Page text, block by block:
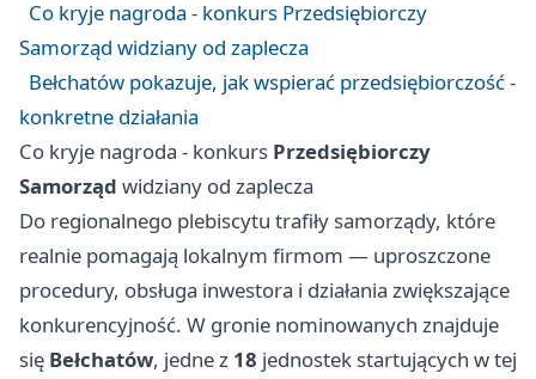
Co kryje nagroda - konkurs Przedsiębiorczy
Samorząd widziany od zaplecza
Bełchatów pokazuje, jak wspierać przedsiębiorczość -
konkretne działania
Co kryje nagroda - konkurs Przedsiębiorczy
Samorząd widziany od zaplecza
Do regionalnego plebiscytu trafiły samorządy, które
realnie pomagają lokalnym firmom — uproszczone
procedury, obsługa inwestora i działania zwiększające
konkurencyjność. W gronie nominowanych znajduje
się Bełchatów, jedne z 18 jednostek startujących w tej